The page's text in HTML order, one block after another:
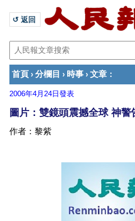
↺ 返回
首頁 › 分欄目 › 時事 › 文章 ：
2006年4月24日發表
圖片：雙鏡頭震撼全球 神警
作者：黎紫